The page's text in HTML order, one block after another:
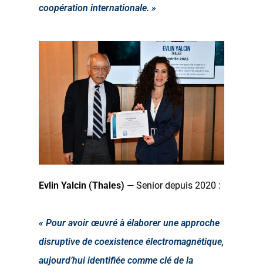
coopération internationale. »
Evlin Yalcin (Thales) — Senior depuis 2020 :
« Pour avoir œuvré à élaborer une approche
disruptive de coexistence électromagnétique,
aujourd’hui identifiée comme clé de la